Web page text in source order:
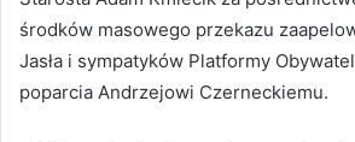
środków masowego przekazu
Jasła i sympatyków Platformy
poparcia Andrzejowi Czerneckiemu.